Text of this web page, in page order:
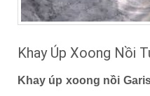
Khay Úp Xoong Nồi
Khay úp xoong nồi